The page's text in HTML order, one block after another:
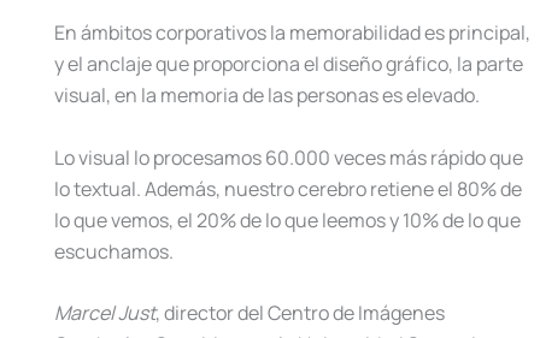
En ámbitos corporativos la memorabilidad es principal,
y el anclaje que proporciona el diseño gráfico, la parte
visual, en la memoria de las personas es elevado.
Lo visual lo procesamos 60.000 veces más rápido que
lo textual. Además, nuestro cerebro retiene el 80% de
lo que vemos, el 20% de lo que leemos y 10% de lo que
escuchamos.
Marcel Just, director del Centro de Imágenes